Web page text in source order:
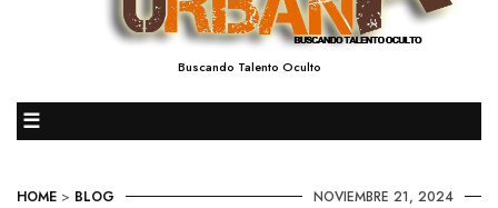
Buscando Talento Oculto
☰
HOME > BLOG NOVIEMBRE 21, 2024